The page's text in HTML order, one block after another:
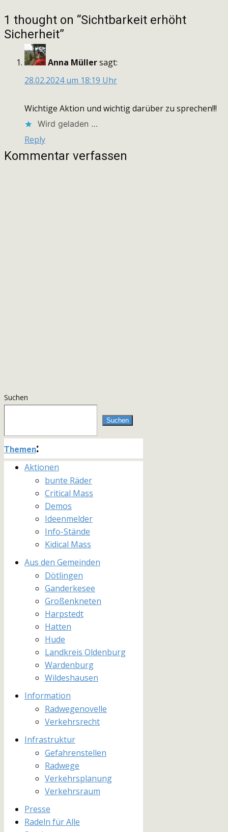
1 thought on “Sichtbarkeit erhöht
Sicherheit”
Anna Müllersagt:
28.02.2024 um 18:19 Uhr
Wichtige Aktion und wichtig darüber zu sprechen!!!
Wird geladen …
Reply
Kommentar verfassen
Suchen
Suchen
Themen:
Aktionen
bunte Räder
Critical Mass
Demos
Ideenmelder
Info-Stände
Kidical Mass
Aus den Gemeinden
Dötlingen
Ganderkesee
Großenkneten
Harpstedt
Hatten
Hude
Landkreis Oldenburg
Wardenburg
Wildeshausen
Information
Radwegenovelle
Verkehrsrecht
Infrastruktur
Gefahrenstellen
Radwege
Verkehrsplanung
Verkehrsraum
Presse
Radeln für Alle